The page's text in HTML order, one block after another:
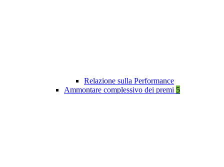
Relazione sulla Performance
Ammontare complessivo dei premi 5